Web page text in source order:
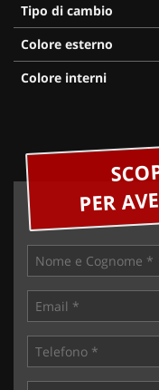
Tipo di cambio
Colore esterno
Colore interni
PER